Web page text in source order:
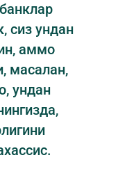
сиз ундан
аммо
масалан,
ундан